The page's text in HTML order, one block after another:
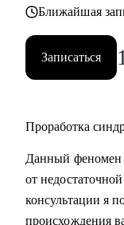
Ближайшая
Записаться
Проработка
Данный феномен
от
консультации я
происхождения